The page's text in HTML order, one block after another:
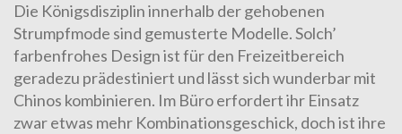
Die Königsdisziplin innerhalb der gehobenen
Strumpfmode sind gemusterte Modelle. Solch’
farbenfrohes Design ist für den Freizeitbereich
geradezu prädestiniert und lässt sich wunderbar mit
Chinos kombinieren. Im Büro erfordert ihr Einsatz
zwar etwas mehr Kombinationsgeschick, doch ist ihre